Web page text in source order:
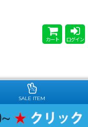
カート ログイン
SALE ITEM